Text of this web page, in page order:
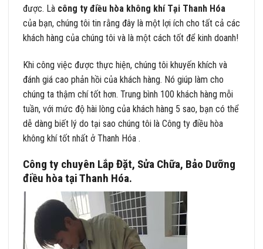
được. Là công ty điều hòa không khí Tại Thanh Hóa
của bạn, chúng tôi tin rằng đây là một lợi ích cho tất cả các
khách hàng của chúng tôi và là một cách tốt để kinh doanh!
Khi công việc được thực hiện, chúng tôi khuyến khích và
đánh giá cao phản hồi của khách hàng. Nó giúp làm cho
chúng ta thậm chí tốt hơn. Trung bình 100 khách hàng mỗi
tuần, với mức độ hài lòng của khách hàng 5 sao, bạn có thể
dễ dàng biết lý do tại sao chúng tôi là Công ty điều hòa
không khí tốt nhất ở Thanh Hóa .
Công ty chuyên Lắp Đặt, Sửa Chữa, Bảo Dưỡng
điều hòa tại Thanh Hóa.